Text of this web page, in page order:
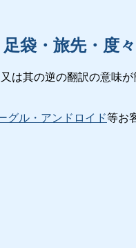
袋・旅先・度
は其の逆の翻訳の意味
グル・アンドロイド等お